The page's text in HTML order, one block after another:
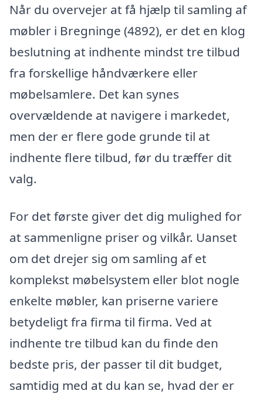
Når du overvejer at få hjælp til samling af
møbler i Bregninge (4892), er det en klog
beslutning at indhente mindst tre tilbud
fra forskellige håndværkere eller
møbelsamlere. Det kan synes
overvældende at navigere i markedet,
men der er flere gode grunde til at
indhente flere tilbud, før du træffer dit
valg.
For det første giver det dig mulighed for
at sammenligne priser og vilkår. Uanset
om det drejer sig om samling af et
komplekst møbelsystem eller blot nogle
enkelte møbler, kan priserne variere
betydeligt fra firma til firma. Ved at
indhente tre tilbud kan du finde den
bedste pris, der passer til dit budget,
samtidig med at du kan se, hvad der er